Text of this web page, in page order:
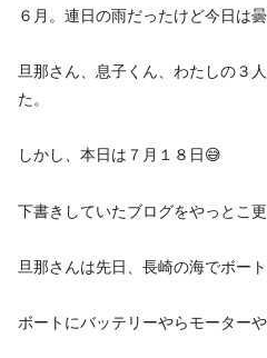
６月。連日の雨だったけど今日は曇
旦那さん、息子くん、わたしの３
た。
しかし、本日は７月１８日😅
下書きしていたブログをやっとこ更
旦那さんは先日、長崎の海でボー
ボートにバッテリーやらモーターや